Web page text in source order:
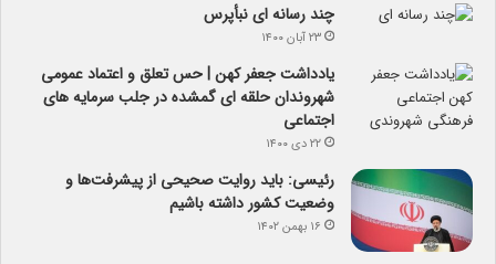
چند رسانه ای نبأپرس
۲۳ آبان ۱۴۰۰
یادداشت جعفر کهن | حس تعلق و اعتماد عمومی
شهروندان حلقه ای گمشده در جلب سرمایه های
اجتماعی
۲۲ دی ۱۴۰۰
رئیسی: باید روایت صحیحی از پیشرفت‌ها و
وضعیت کشور داشته باشیم
۱۶ بهمن ۱۴۰۲